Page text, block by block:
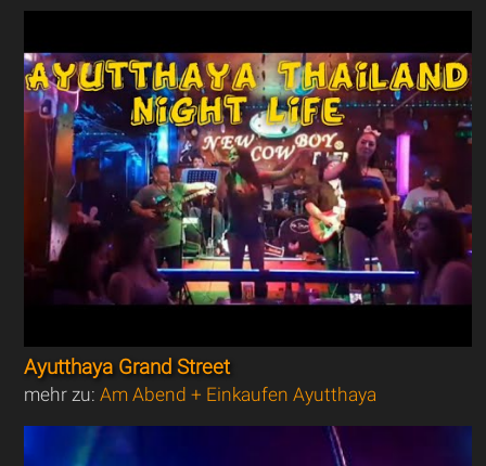
Ayutthaya Grand Street
mehr zu:Am Abend + Einkaufen Ayutthaya